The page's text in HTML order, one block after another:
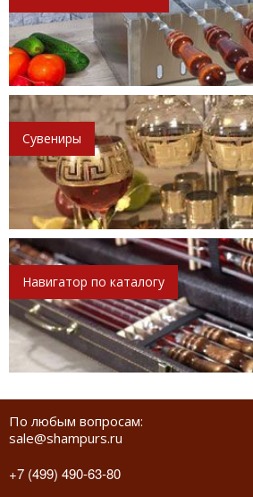
Сувениры
Навигатор по каталогу
По любым вопросам:
sale@shampurs.ru
+7 (499) 490-63-80